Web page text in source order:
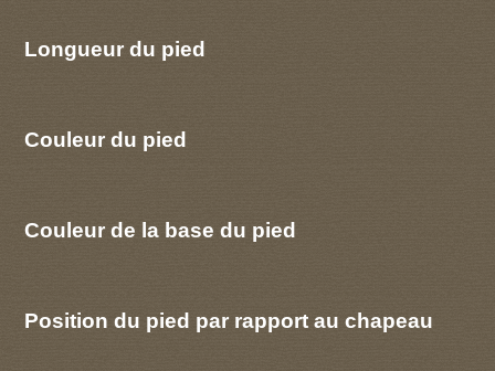
Longueur du pied
Couleur du pied
Couleur de la base du pied
Position du pied par rapport au chapeau